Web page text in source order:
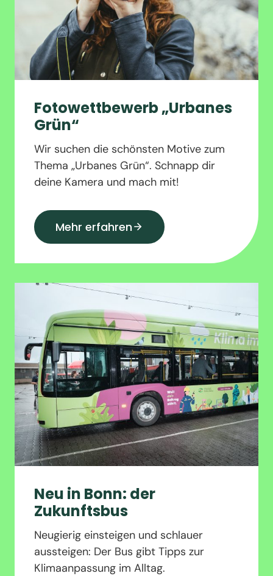
Fotowettbewerb „Urbanes
Grün“
Wir suchen die schönsten Motive zum
Thema „Urbanes Grün“. Schnapp dir
deine Kamera und mach mit!
Mehr erfahren
Neu in Bonn: der
Zukunftsbus
Neugierig einsteigen und schlauer
aussteigen: Der Bus gibt Tipps zur
Klimaanpassung im Alltag.